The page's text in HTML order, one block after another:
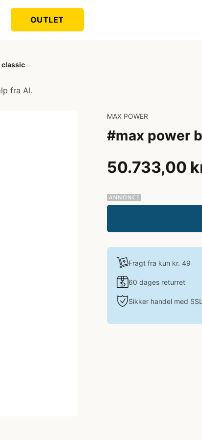
OUTLET
classic
fra AI.
MAX POWER
#max power
50.733,00
Fragt fra kun kr. 49
60 dages returret
Sikker handel med